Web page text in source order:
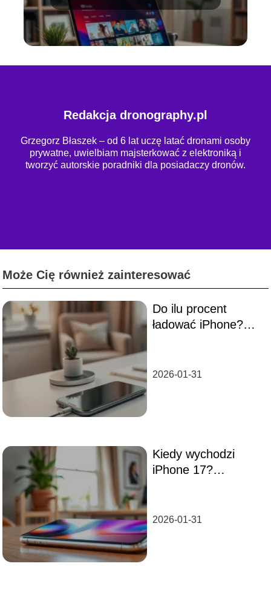
kroku
Redakcja dronography.pl
Grzegorz Błaszek – od 6 lat uczę latać dronami osoby
prywatne, uwielbiam majsterkować z elektroniką i
tworzyć autorskie poradniki dla posiadaczy dronów.
Może Cię również zainteresować
Do ilu procent
ładować iPhone?
2026-01-31
Kiedy wychodzi
iPhone 17?
2026-01-31